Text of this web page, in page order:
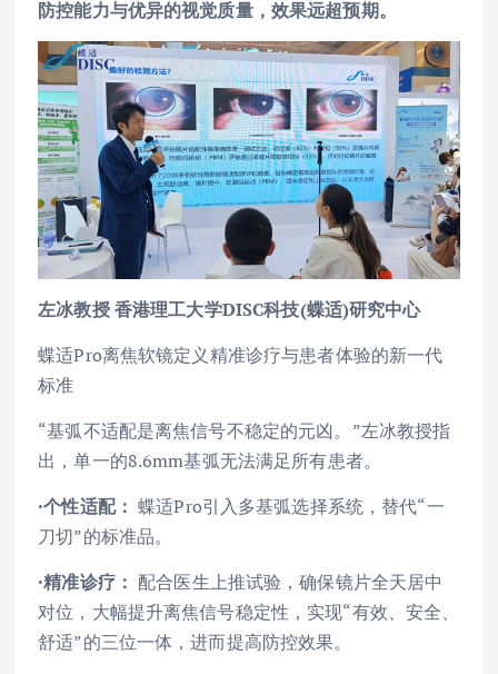
防控能力与优异的视觉质量，效果远超预期。
左冰教授香港理工大学DISC科技(蝶适)研究中心
蝶适Pro离焦软镜定义精准诊疗与患者体验的新一代
标准
“基弧不适配是离焦信号不稳定的元凶。”左冰教授指
出，单一的8.6mm基弧无法满足所有患者。
·个性适配： 蝶适Pro引入多基弧选择系统，替代“一
刀切”的标准品。
·精准诊疗： 配合医生上推试验，确保镜片全天居中
对位，大幅提升离焦信号稳定性，实现“有效、安全、
舒适”的三位一体，进而提高防控效果。